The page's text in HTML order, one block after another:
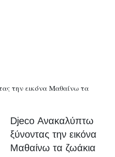
την εικόνα Μαθαίνω τα
Djeco Ανακαλύπτω
ξύνοντας την εικόνα
Μαθαίνω τα ζωάκια